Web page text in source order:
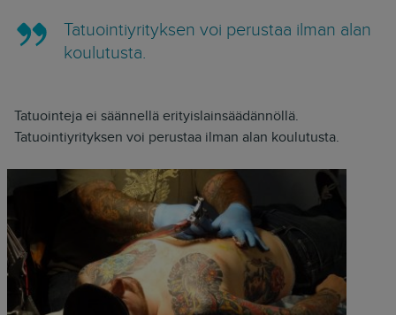
Tatuointiyrityksen voi perustaa ilman alan
koulutusta.
Tatuointeja ei säännellä erityislainsäädännöllä.
Tatuointiyrityksen voi perustaa ilman alan koulutusta.